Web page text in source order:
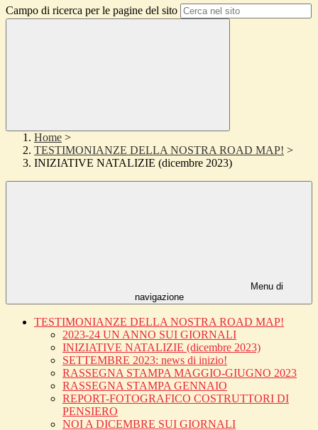
Campo di ricerca per le pagine del sito
Home >
TESTIMONIANZE DELLA NOSTRA ROAD MAP! >
INIZIATIVE NATALIZIE (dicembre 2023)
Menu di
navigazione
TESTIMONIANZE DELLA NOSTRA ROAD MAP!
2023-24 UN ANNO SUI GIORNALI
INIZIATIVE NATALIZIE (dicembre 2023)
SETTEMBRE 2023: news di inizio!
RASSEGNA STAMPA MAGGIO-GIUGNO 2023
RASSEGNA STAMPA GENNAIO
REPORT-FOTOGRAFICO COSTRUTTORI DI
PENSIERO
NOI A DICEMBRE SUI GIORNALI